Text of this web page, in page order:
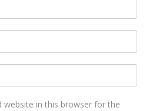
website in this browser for the